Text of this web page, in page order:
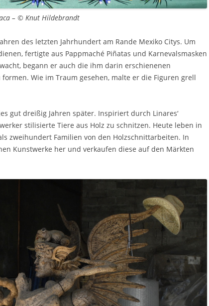
– © Knut Hildebrandt
des letzten Jahrhundert am Rande Mexiko Citys. Um
fertigte aus Pappmaché Piñatas und Karnevalsmasken
begann er auch die ihm darin erschienenen
formen. Wie im Traum gesehen, malte er die Figuren grell
gut dreißig Jahren später. Inspiriert durch Linares‘
stilisierte Tiere aus Holz zu schnitzen. Heute leben in
zweihundert Familien von den Holzschnittarbeiten. In
Kunstwerke her und verkaufen diese auf den Märkten